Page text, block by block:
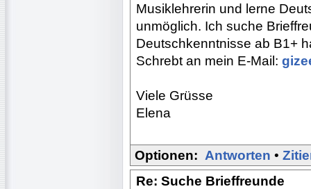
Musiklehrerin und lerne
unmöglich. Ich suche
Deutschkenntnisse ab B1+
Schrebt an mein E-Mail:
Viele Grüsse
Elena
Optionen: Antworten •
Re: Suche Brieffreunde